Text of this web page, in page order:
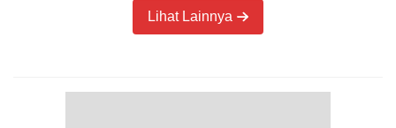
Lihat Lainnya